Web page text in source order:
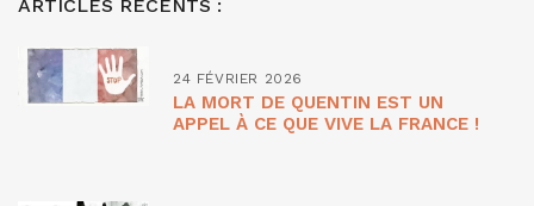
ARTICLES RÉCENTS :
24 FÉVRIER 2026
LA MORT DE QUENTIN EST UN
APPEL À CE QUE VIVE LA FRANCE !